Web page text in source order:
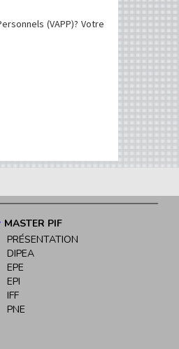
(VAPP)? Votre
MASTER PIF
PRÉSENTATION
DIPEA
EPE
EPI
IFF
PNE